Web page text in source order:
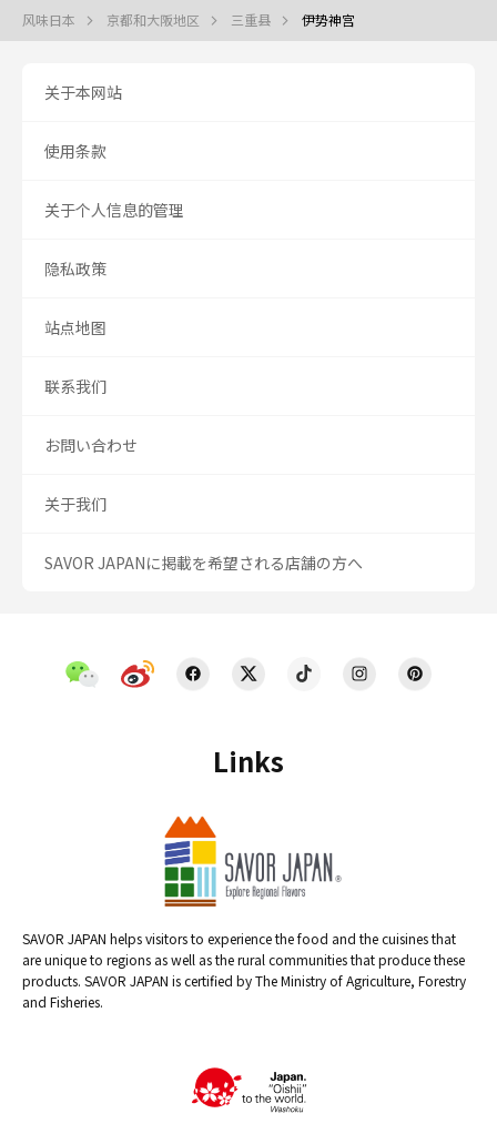
风味日本 京都和大阪地区 三重县 伊势神宫
Links
SAVOR JAPAN helps visitors to experience the food and the cuisines that
are unique to regions as well as the rural communities that produce these
products. SAVOR JAPAN is certified by The Ministry of Agriculture, Forestry
and Fisheries.
关于本网站
使用条款
关于个人信息的管理
隐私政策
站点地图
联系我们
お問い合わせ
关于我们
SAVOR JAPANに掲載を希望される店舗の方へ